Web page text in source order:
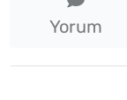
Yorum